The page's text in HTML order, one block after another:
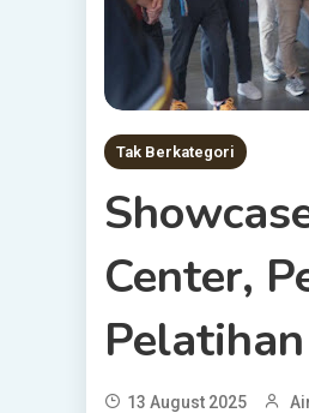
Tak Berkategori
Center,
13 August 2025